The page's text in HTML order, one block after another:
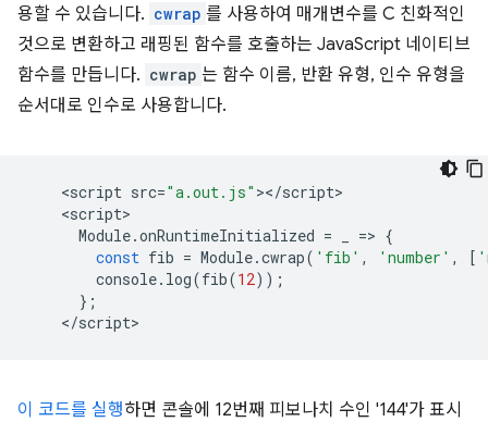
용할 수 있습니다. cwrap 를 사용하여 매개변수를 C 친화적인
것으로 변환하고 래핑된 함수를 호출하는 JavaScript 네이티브
함수를 만듭니다. cwrap 는 함수 이름, 반환 유형, 인수 유형을
순서대로 인수로 사용합니다.
<script src="a.out.js" ></script
<script
Module.onRuntimeInitialized = => {
const fib = Module.cwrap( 'fib' , 'number' , [
console. log(fib(12));
};
</script
이 코드를 실행하면 콘솔에 12번째 피보나치 수인 '144'가 표시